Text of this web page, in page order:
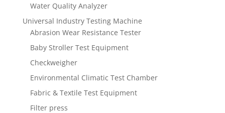
Water Quality Analyzer
Universal Industry Testing Machine
Abrasion Wear Resistance Tester
Baby Stroller Test Equipment
Checkweigher
Environmental Climatic Test Chamber
Fabric & Textile Test Equipment
Filter press